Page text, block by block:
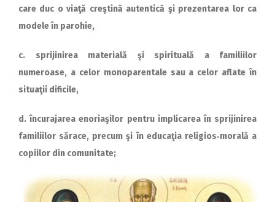
care duc o viaţă creştină autentică şi prezentarea lor ca
modele în parohie,
c. sprijinirea materială şi spirituală a familiilor
numeroase, a celor monoparentale sau a celor aflate în
situaţii dificile,
d. încurajarea enoriaşilor pentru implicarea în sprijinirea
familiilor sărace, precum şi în educaţia reli­gios‑morală a
copiilor din comunitate;